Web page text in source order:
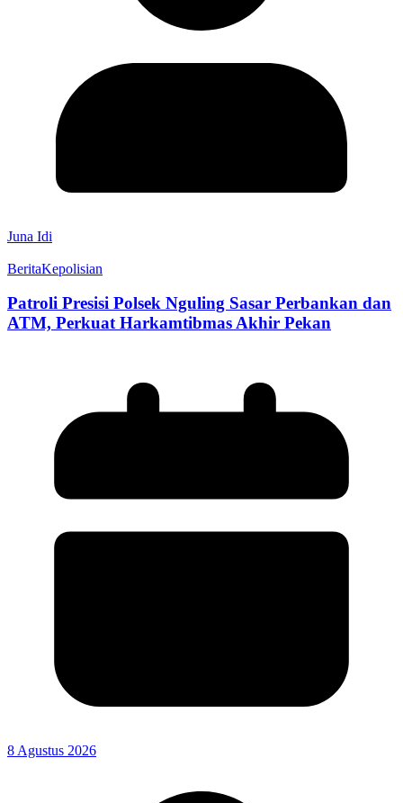
Juna Idi
BeritaKepolisian
Patroli Presisi Polsek Nguling Sasar Perbankan dan
ATM, Perkuat Harkamtibmas Akhir Pekan
8 Agustus 2026